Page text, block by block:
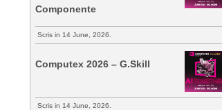
Componente
Scris in 14 June, 2026.
Computex 2026 – G.Skill
Scris in 14 June, 2026.